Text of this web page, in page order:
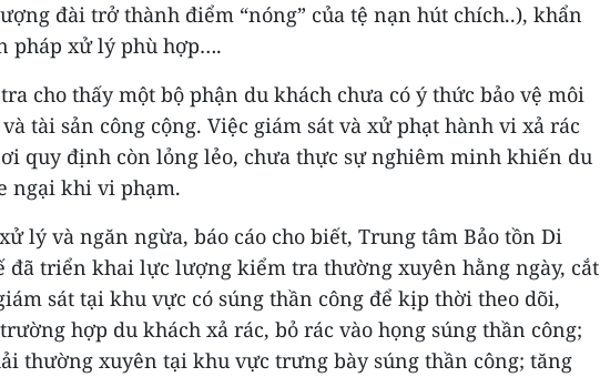
đài trở thành điểm “nóng” của tệ nạn hút chích..), khẩn
pháp xử lý phù hợp….
cho thấy một bộ phận du khách chưa có ý thức bảo vệ môi
tài sản công cộng. Việc giám sát và xử phạt hành vi xả rác
quy định còn lỏng lẻo, chưa thực sự nghiêm minh khiến du
ngại khi vi phạm.
lý và ngăn ngừa, báo cáo cho biết, Trung tâm Bảo tồn Di
đã triển khai lực lượng kiểm tra thường xuyên hằng ngày, cắt
sát tại khu vực có súng thần công để kịp thời theo dõi,
hợp du khách xả rác, bỏ rác vào họng súng thần công;
thường xuyên tại khu vực trưng bày súng thần công; tăng